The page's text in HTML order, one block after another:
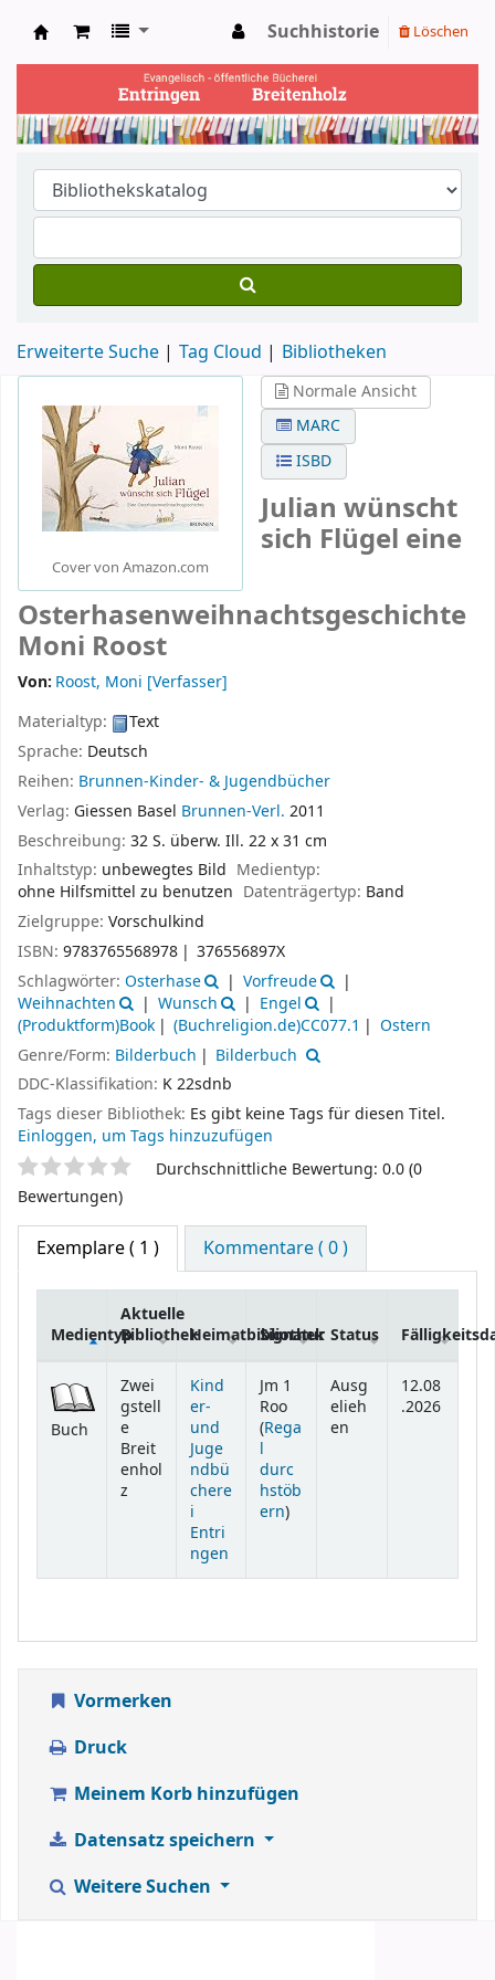
Ev. Bücherei Entringen
Suchhistorie Löschen
Erweiterte Suche Tag Cloud Bibliotheken
Cover von Amazon.com
Normale Ansicht
MARC
ISBD
Julian wünscht
sich Flügel eine
Osterhasenweihnachtsgeschichte
Moni Roost
Von: Roost, Moni [Verfasser]
Materialtyp:
Text
Sprache: Deutsch
Reihen: Brunnen-Kinder- & Jugendbücher
Verlag: Giessen Basel Brunnen-Verl. 2011
Beschreibung: 32 S. überw. Ill. 22 x 31 cm
Inhaltstyp: unbewegtes Bild Medientyp:
ohne Hilfsmittel zu benutzen Datenträgertyp: Band
Zielgruppe: Vorschulkind
ISBN: 9783765568978
376556897X
Schlagwörter: Osterhase
Vorfreude
Weihnachten
Wunsch
Engel
(Produktform)Book
(Buchreligion.de)CC077.1
Ostern
Genre/Form: Bilderbuch
Bilderbuch
DDC-Klassifikation: K 22sdnb
Tags dieser Bibliothek: Es gibt keine Tags für diesen Titel.
Einloggen, um Tags hinzuzufügen
SternchenbewertungDurchschnittliche Bewertung: 0.0 (0
Bewertungen)
Exemplare( 1 ) Kommentare ( 0 )
Medientyp
Aktuelle
BibliothekHeimatbibliothek
Signatur Status
Buch
Zwei
gstell
e
Breit
enhol
z
Kind
er-
und
Juge
ndbü
chere
i
Entri
ngen
Jm 1
Roo
(Rega
l
durc
hstöb
ern(Öffnet sich unterhalb)
)
Ausg
elieh
en
12.08
.2026
Vormerken
Druck
Meinem Korb hinzufügen
Datensatz speichern
Weitere Suchen